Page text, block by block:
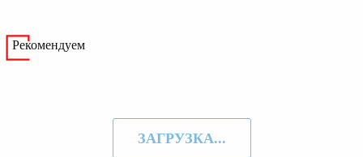
Рекомендуем
ЗАГРУЗКА...